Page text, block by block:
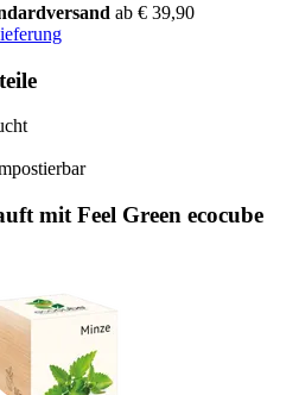
ab € 39,90
mit Feel Green ecocube